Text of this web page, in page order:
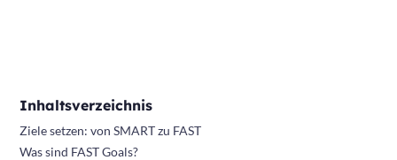
Inhaltsverzeichnis
Ziele setzen: von SMART zu FAST
Was sind FAST Goals?